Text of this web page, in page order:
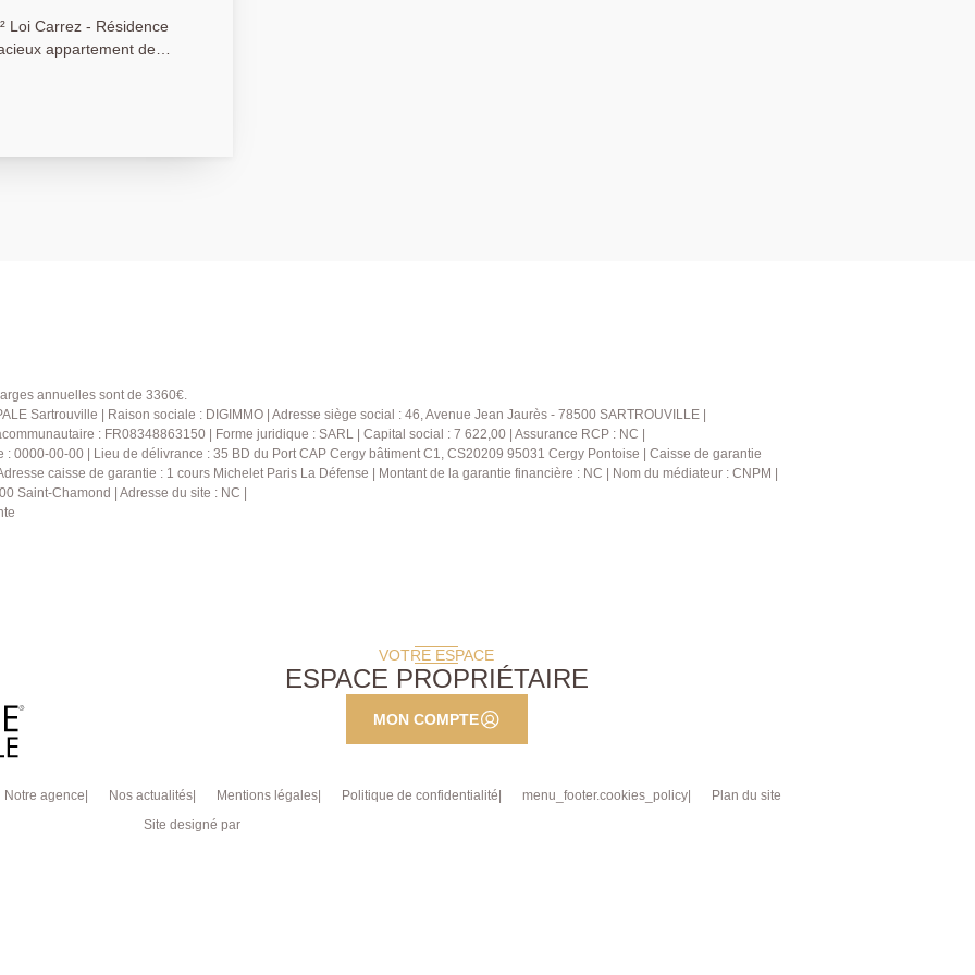
Loi Carrez - Résidence
sécurisée,
se compose :
avec une agréable
!
annuelles sont de 3360€.
Sartrouville | Raison sociale : DIGIMMO | Adresse siège social : 46, Avenue Jean Jaurès - 78500 SARTROUVILLE |
: FR08348863150 | Forme juridique : SARL | Capital social : 7 622,00 | Assurance RCP : NC |
0000-00-00 | Lieu de délivrance : 35 BD du Port CAP Cergy bâtiment C1, CS20209 95031 Cergy Pontoise | Caisse de garantie
caisse de garantie : 1 cours Michelet Paris La Défense | Montant de la garantie financière : NC | Nom du médiateur : CNPM |
Saint-Chamond | Adresse du site : NC |
VOTRE ESPACE
ESPACE PROPRIÉTAIRE
MON COMPTE
Notre agence Nos actualités Mentions légales Politique de confidentialité menu_footer.cookies_policy
Plan du site
Site designé par